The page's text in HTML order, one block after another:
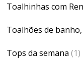
Toalhinhas com
Toalhões de
Tops da semana (1)